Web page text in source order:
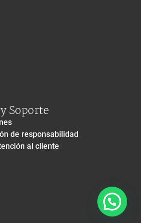
Soporte
de responsabilidad
al cliente